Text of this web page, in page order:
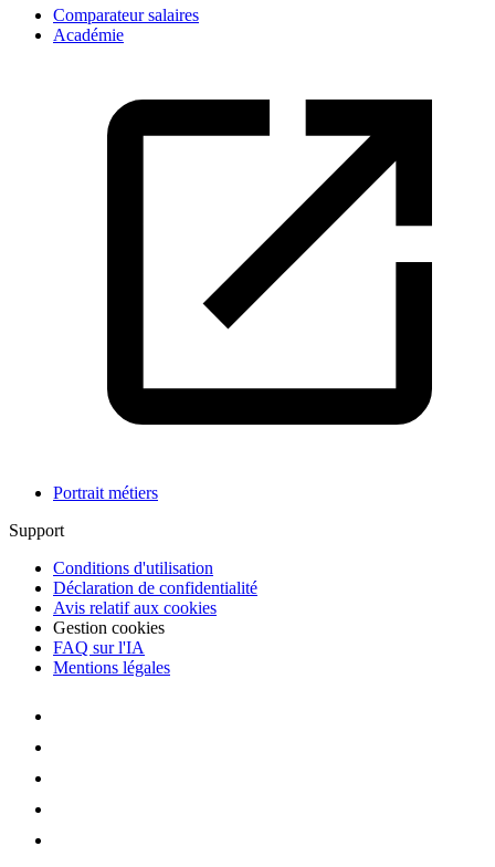
Comparateur salaires
Académie
Portrait métiers
Support
Conditions d'utilisation
Déclaration de confidentialité
Avis relatif aux cookies
Gestion cookies
FAQ sur l'IA
Mentions légales